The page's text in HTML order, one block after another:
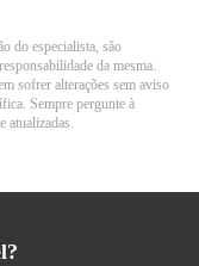
do especialista, são
da mesma.
sofrer alterações sem aviso
Sempre pergunte à
atualizadas.